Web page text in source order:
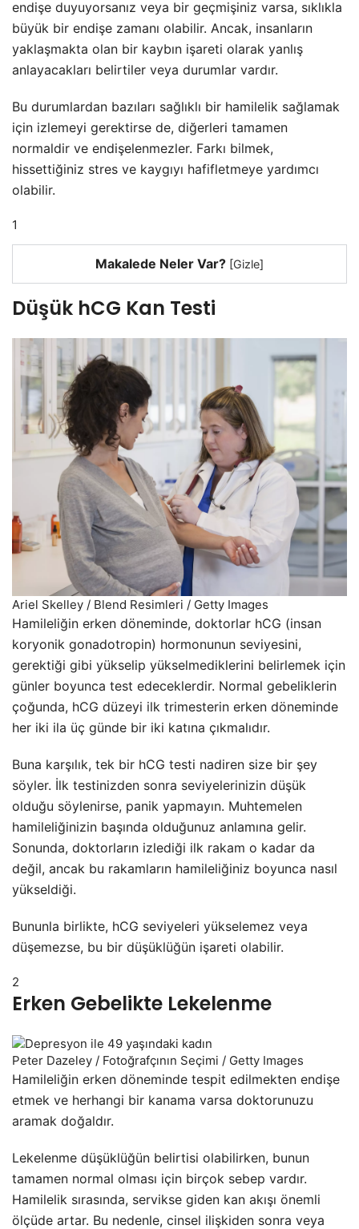
endişe duyuyorsanız veya bir geçmişiniz varsa, sıklıkla
büyük bir endişe zamanı olabilir. Ancak, insanların
yaklaşmakta olan bir kaybın işareti olarak yanlış
anlayacakları belirtiler veya durumlar vardır.
Bu durumlardan bazıları sağlıklı bir hamilelik sağlamak
için izlemeyi gerektirse de, diğerleri tamamen
normaldir ve endişelenmezler. Farkı bilmek,
hissettiğiniz stres ve kaygıyı hafifletmeye yardımcı
olabilir.
1
Makalede Neler Var? [Gizle]
Düşük hCG Kan Testi
Ariel Skelley / Blend Resimleri / Getty Images
Hamileliğin erken döneminde, doktorlar hCG (insan
koryonik gonadotropin) hormonunun seviyesini,
gerektiği gibi yükselip yükselmediklerini belirlemek için
günler boyunca test edeceklerdir. Normal gebeliklerin
çoğunda, hCG düzeyi ilk trimesterin erken döneminde
her iki ila üç günde bir iki katına çıkmalıdır.
Buna karşılık, tek bir hCG testi nadiren size bir şey
söyler. İlk testinizden sonra seviyelerinizin düşük
olduğu söylenirse, panik yapmayın. Muhtemelen
hamileliğinizin başında olduğunuz anlamına gelir.
Sonunda, doktorların izlediği ilk rakam o kadar da
değil, ancak bu rakamların hamileliğiniz boyunca nasıl
yükseldiği.
Bununla birlikte, hCG seviyeleri yükselemez veya
düşemezse, bu bir düşüklüğün işareti olabilir.
2
Erken Gebelikte Lekelenme
Peter Dazeley / Fotoğrafçının Seçimi / Getty Images
Hamileliğin erken döneminde tespit edilmekten endişe
etmek ve herhangi bir kanama varsa doktorunuzu
aramak doğaldır.
Lekelenme düşüklüğün belirtisi olabilirken, bunun
tamamen normal olması için birçok sebep vardır.
Hamilelik sırasında, servikse giden kan akışı önemli
ölçüde artar. Bu nedenle, cinsel ilişkiden sonra veya